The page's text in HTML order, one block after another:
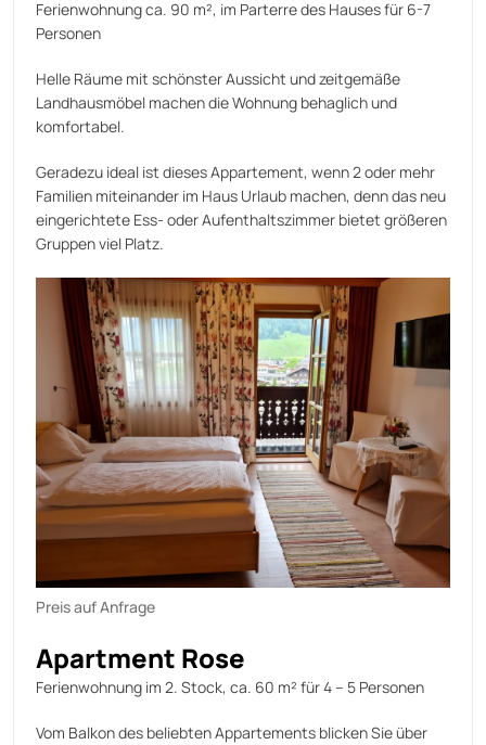
Ferienwohnung ca. 90 m², im Parterre des Hauses für 6-7
Personen
Helle Räume mit schönster Aussicht und zeitgemäße
Landhausmöbel machen die Wohnung behaglich und
komfortabel.
Geradezu ideal ist dieses Appartement, wenn 2 oder mehr
Familien miteinander im Haus Urlaub machen, denn das neu
eingerichtete Ess- oder Aufenthaltszimmer bietet größeren
Gruppen viel Platz.
Preis auf Anfrage
Apartment Rose
Ferienwohnung im 2. Stock, ca. 60 m² für 4 – 5 Personen
Vom Balkon des beliebten Appartements blicken Sie über